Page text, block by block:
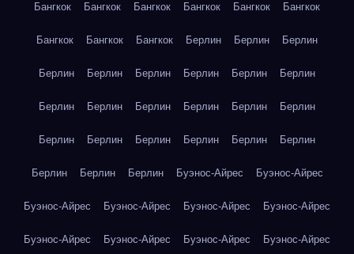
Бангкок Бангкок Бангкок Бангкок Бангкок Бангкок
Бангкок Бангкок Бангкок Берлин Берлин Берлин
Берлин Берлин Берлин Берлин Берлин Берлин
Берлин Берлин Берлин Берлин Берлин Берлин
Берлин Берлин Берлин Берлин Берлин Берлин
Берлин Берлин Берлин Буэнос-Айрес Буэнос-Айрес
Буэнос-Айрес Буэнос-Айрес Буэнос-Айрес Буэнос-Айрес
Буэнос-Айрес Буэнос-Айрес Буэнос-Айрес Буэнос-Айрес